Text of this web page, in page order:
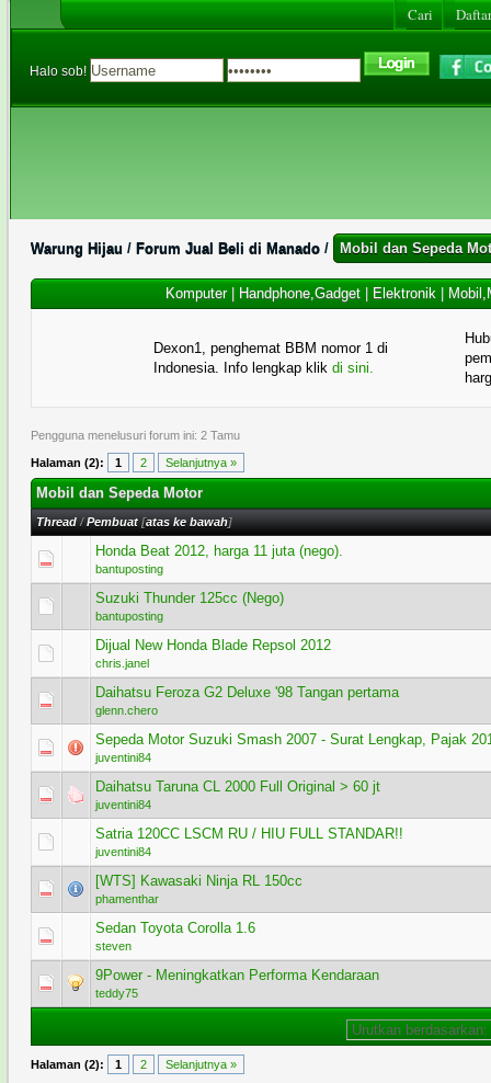
Cari
Halo sob!
Warung Hijau / Forum Jual Beli di Manado / Mobil dan Sepeda
Komputer| Handphone,Gadget| Elektronik|
Dexon1, penghemat BBM nomor 1 di
Indonesia. Info lengkap klik di sini.
Pengguna menelusuri forum ini: 2 Tamu
Halaman (2): 1 2 Selanjutnya »
Mobil dan Sepeda Motor
Thread/Pembuat [atas ke bawah]
Honda Beat 2012, harga 11 juta (nego).
bantuposting
0 Voting - 0 dari 5 secara Rata-rata
1234 5
Suzuki Thunder 125cc (Nego)
bantuposting
0 Voting - 0 dari 5 secara Rata-rata
12 345
Dijual New Honda Blade Repsol 2012
chris.janel
1 Voting - 5 dari 5 secara Rata-rata
12345
Daihatsu Feroza G2 Deluxe '98 Tangan pertama
glenn.chero
0 Voting - 0 dari 5 secara Rata-rata
1 2345
Sepeda Motor Suzuki Smash 2007 - Surat Lengkap, Pajak
juventini84
1 Voting - 5 dari 5 secara Rata-rata
12 345
Daihatsu Taruna CL 2000 Full Original > 60 jt
juventini84
2 Voting - 3 dari 5 secara Rata-rata
12345
Satria 120CC LSCM RU / HIU FULL STANDAR!!
juventini84
1 Voting - 5 dari 5 secara Rata-rata
1 234 5
[WTS] Kawasaki Ninja RL 150cc
phamenthar
0 Voting - 0 dari 5 secara Rata-rata
123 45
Sedan Toyota Corolla 1.6
steven
0 Voting - 0 dari 5 secara Rata-rata
12 345
9Power - Meningkatkan Performa Kendaraan
teddy75
1 Voting - 5 dari 5 secara Rata-rata
123 4 5
Halaman (2): 1 2 Selanjutnya »